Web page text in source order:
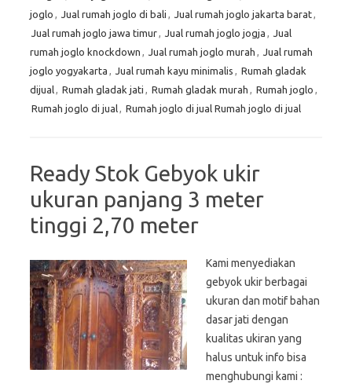
joglo , Jual rumah joglo di bali , Jual rumah joglo jakarta barat,
Jual rumah joglo jawa timur, Jual rumah joglo jogja , Jual
rumah joglo knockdown , Jual rumah joglo murah , Jual rumah
joglo yogyakarta , Jual rumah kayu minimalis , Rumah gladak
dijual, Rumah gladak jati , Rumah gladak murah , Rumah joglo ,
Rumah joglo di jual, Rumah joglo di jual Rumah joglo di jual
Ready Stok Gebyok ukir
ukuran panjang 3 meter
tinggi 2,70 meter
Kami menyediakan
gebyok ukir berbagai
ukuran dan motif bahan
dasar jati dengan
kualitas ukiran yang
halus untuk info bisa
menghubungi kami :